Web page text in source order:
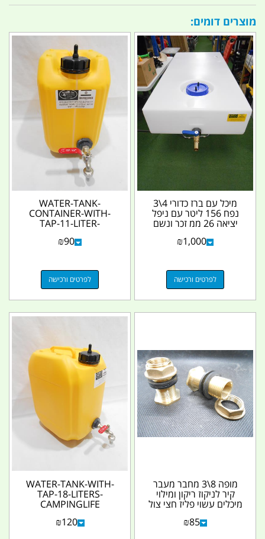
מוצרים דומים:
מיכל עם ברז כדורי 4\3
נפח 156 ליטר עם ניפל
יציאה 26 ממ זכר ונשם
₪1,000
לפרטים ורכישה
WATER-TANK-
CONTAINER-WITH-
TAP-11-LITER-
CAMPINGLIFE
₪90
לפרטים ורכישה
מופה 8\3 מחבר מעבר
קיר לניקוז ריקון ומילוי
מיכלים עשוי פליז חצי צול
₪85
WATER-TANK-WITH-
TAP-18-LITERS-
CAMPINGLIFE
₪120